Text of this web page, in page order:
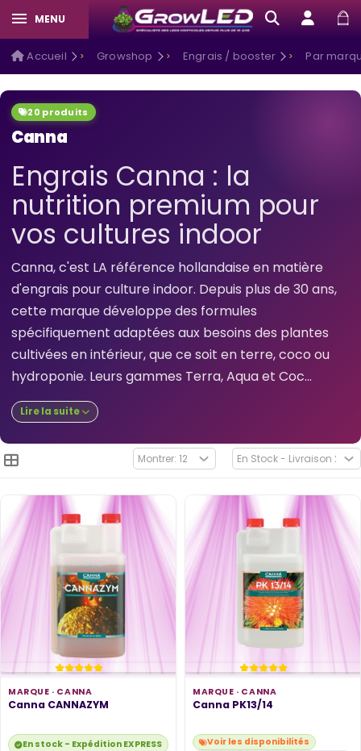
MENU
Accueil Growshop Engrais / booster Par
20 produits
Canna
Engrais Canna : la
nutrition premium pour
vos cultures indoor
Canna, c'est LA référence hollandaise en matière
d'engrais pour culture indoor. Depuis plus de 30 ans,
cette marque développe des formules
spécifiquement adaptées aux besoins des plantes
cultivées en intérieur, que ce soit en terre, coco ou
hydroponie. Leurs gammes Terra, Aqua et Coc...
Lire la suite
MARQUE · CANNA
Canna CANNAZYM
En stock - Expédition EXPRESS disponible
MARQUE · CANNA
Canna PK13/14
Voir les disponibilités